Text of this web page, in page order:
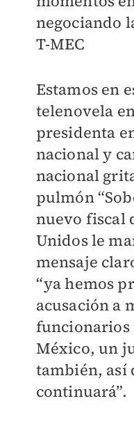
negociando
T-MEC
Estamos en
telenovela
presidenta
nacional y
nacional
pulmón
nuevo fiscal
Unidos le
mensaje
“ya hemos
acusación a
funcionarios
México, un
también, así
continuará”.